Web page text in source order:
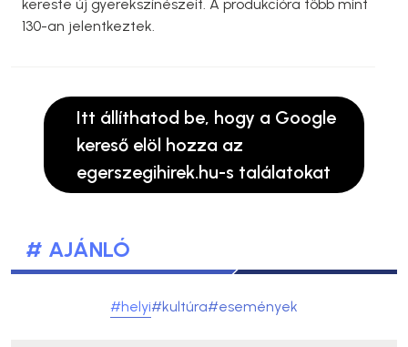
kereste új gyerekszínészeit. A produkcióra több mint
130-an jelentkeztek.
Itt állíthatod be, hogy a Google
kereső elöl hozza az
egerszegihirek.hu-s találatokat
# AJÁNLÓ
#helyi#kultúra#események